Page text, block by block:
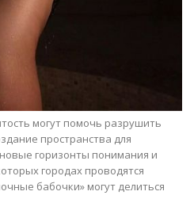
могут помочь разрушить
пространства для
горизонты понимания и
городах проводятся
бабочки» могут делиться